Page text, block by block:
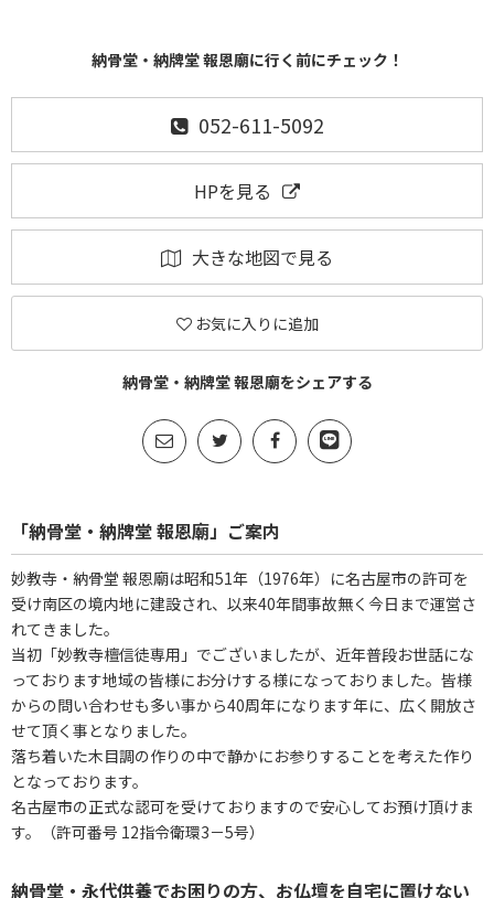
納骨堂・納牌堂 報恩廟に行く前にチェック！
052-611-5092
HPを見る
大きな地図で見る
お気に入りに追加
納骨堂・納牌堂 報恩廟をシェアする
「納骨堂・納牌堂 報恩廟」ご案内
妙教寺・納骨堂 報恩廟は昭和51年（1976年）に名古屋市の許可を
受け南区の境内地に建設され、以来40年間事故無く今日まで運営さ
れてきました。
当初「妙教寺檀信徒専用」でございましたが、近年普段お世話にな
っております地域の皆様にお分けする様になっておりました。皆様
からの問い合わせも多い事から40周年になります年に、広く開放さ
せて頂く事となりました。
落ち着いた木目調の作りの中で静かにお参りすることを考えた作り
となっております。
名古屋市の正式な認可を受けておりますので安心してお預け頂けま
す。（許可番号 12指令衛環3－5号）
納骨堂・永代供養でお困りの方、お仏壇を自宅に置けない